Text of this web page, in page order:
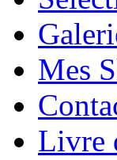
Mes
Livre